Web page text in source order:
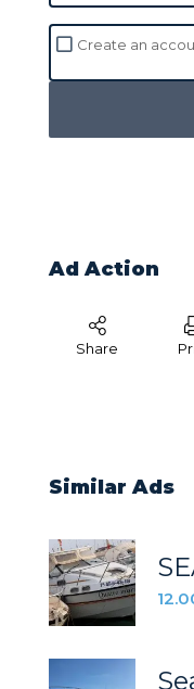
Create an
Ad Action
Share
Similar Ads